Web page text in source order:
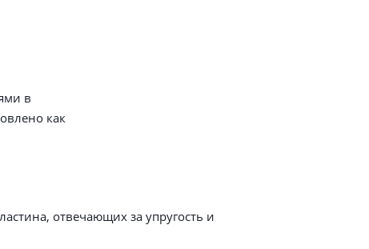
в
как
отвечающих за упругость и